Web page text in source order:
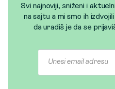
Svi najnoviji, sniženi i
na sajtu a mi smo ih
da uradiš je da se